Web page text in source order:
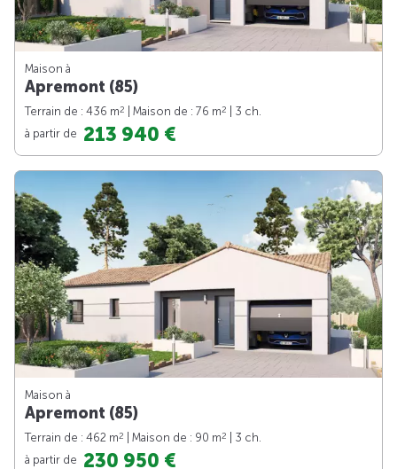
Maison à
Apremont (85)
Terrain de : 436 m2 | Maison de : 76 m2
| 3 ch.
à partir de 213 940 €
Maison à
Apremont (85)
Terrain de : 462 m2 | Maison de : 90 m2
| 3 ch.
à partir de 230 950 €